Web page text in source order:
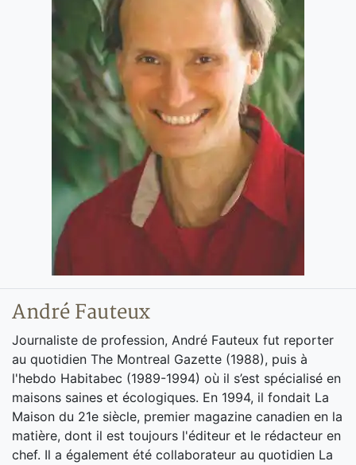
André Fauteux
Journaliste de profession, André Fauteux fut reporter
au quotidien The Montreal Gazette (1988), puis à
l'hebdo Habitabec (1989-1994) où il s’est spécialisé en
maisons saines et écologiques. En 1994, il fondait La
Maison du 21e siècle, premier magazine canadien en la
matière, dont il est toujours l'éditeur et le rédacteur en
chef. Il a également été collaborateur au quotidien La